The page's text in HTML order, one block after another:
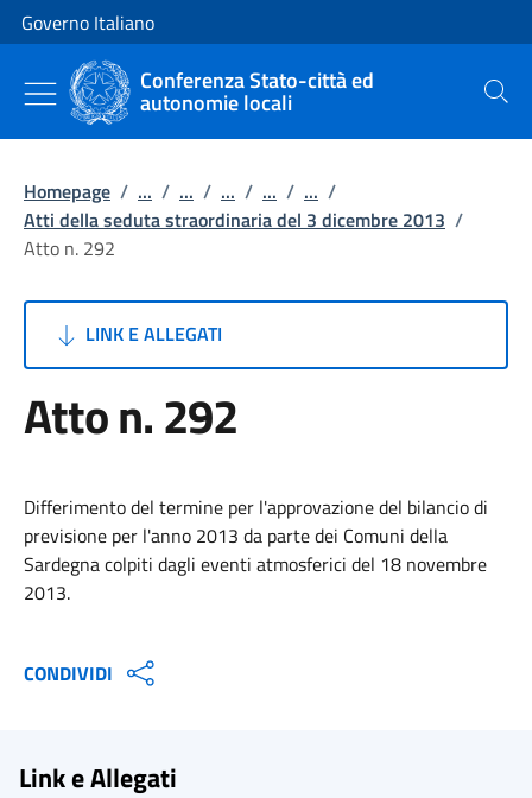
Vai al contenuto
Vai alla navigazione del sito
Governo Italiano
Conferenza Stato-città ed
autonomie locali Cerca
Homepage / ... / ... / ... / ... / ... /
Atti della seduta straordinaria del 3 dicembre 2013 /
Atto n. 292
LINK E ALLEGATI
Atto n. 292
Differimento del termine per l'approvazione del bilancio di
previsione per l'anno 2013 da parte dei Comuni della
Sardegna colpiti dagli eventi atmosferici del 18 novembre
2013.
CONDIVIDI
Link e Allegati